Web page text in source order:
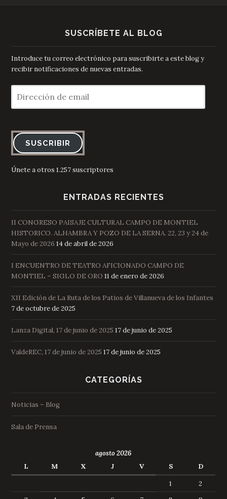
SUSCRÍBETE AL BLOG
Introduce tu correo electrónico para suscribirte a este blog y
recibir notificaciones de nuevas entradas.
de
email
SUSCRIBIR
Únete a otros 1.257 suscriptores
ENTRADAS RECIENTES
II CONGRESO PAISAJE CULTURAL CAMPO DE MONTIEL
HISTORICO. ALHAMBRA Y POZO DE LA SERNA. 22, 23 y 24 de
Mayo de 2026 14 de abril de 2026
I ENCUENTRO DE TEATRO AFICIONADO CAMPO DE
MONTIEL – SIGLO DE ORO 11 de enero de 2026
XII Edición de La Ruta de los Patios de Villanueva de los Infantes
7 de octubre de 2025
Lanza Digital, 17 de junio de 2025 17 de junio de 2025
ValdeREC, 17 de junio de 2025 17 de junio de 2025
CATEGORÍAS
Noticias – Blog
Sala de Prensa
agosto 2026
L
M X J V S
D
1
2